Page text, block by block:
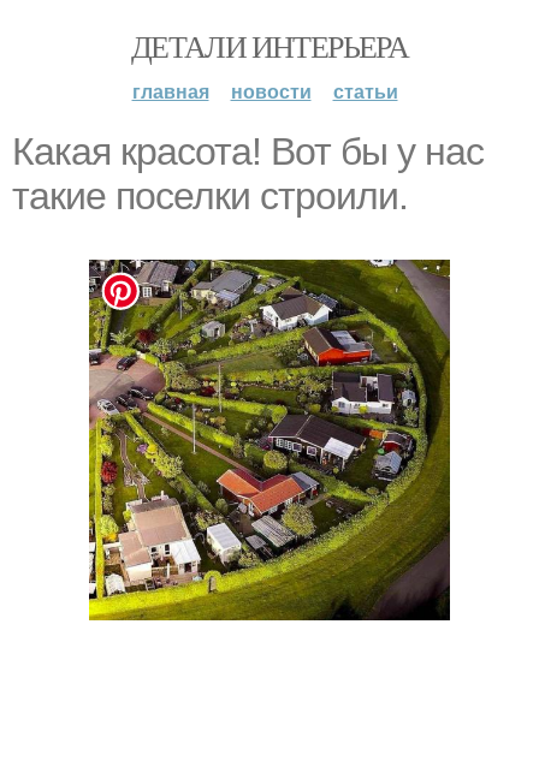
ДЕТАЛИ ИНТЕРЬЕРА
главная новости статьи
Какая красота! Вот бы у нас
такие поселки строили.